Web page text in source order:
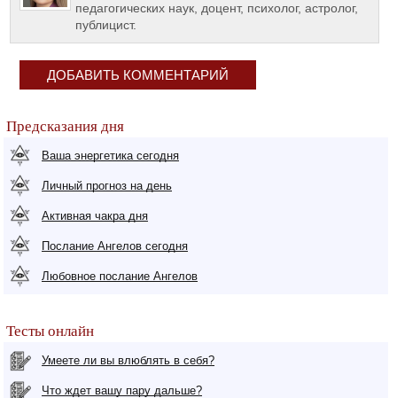
педагогических наук, доцент, психолог, астролог,
публицист.
ДОБАВИТЬ КОММЕНТАРИЙ
Предсказания дня
Ваша энергетика сегодня
Личный прогноз на день
Активная чакра дня
Послание Ангелов сегодня
Любовное послание Ангелов
Тесты онлайн
Умеете ли вы влюблять в себя?
Что ждет вашу пару дальше?